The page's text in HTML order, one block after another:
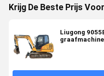
Krijg De Beste Prijs Voor
Liugong